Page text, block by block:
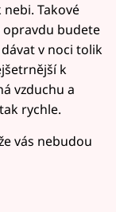
Takové
budete
v noci tolik
k
vzduchu a
rychle.
vás nebudou